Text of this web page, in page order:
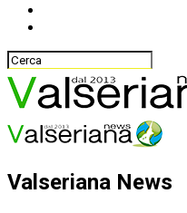
Valseriana News